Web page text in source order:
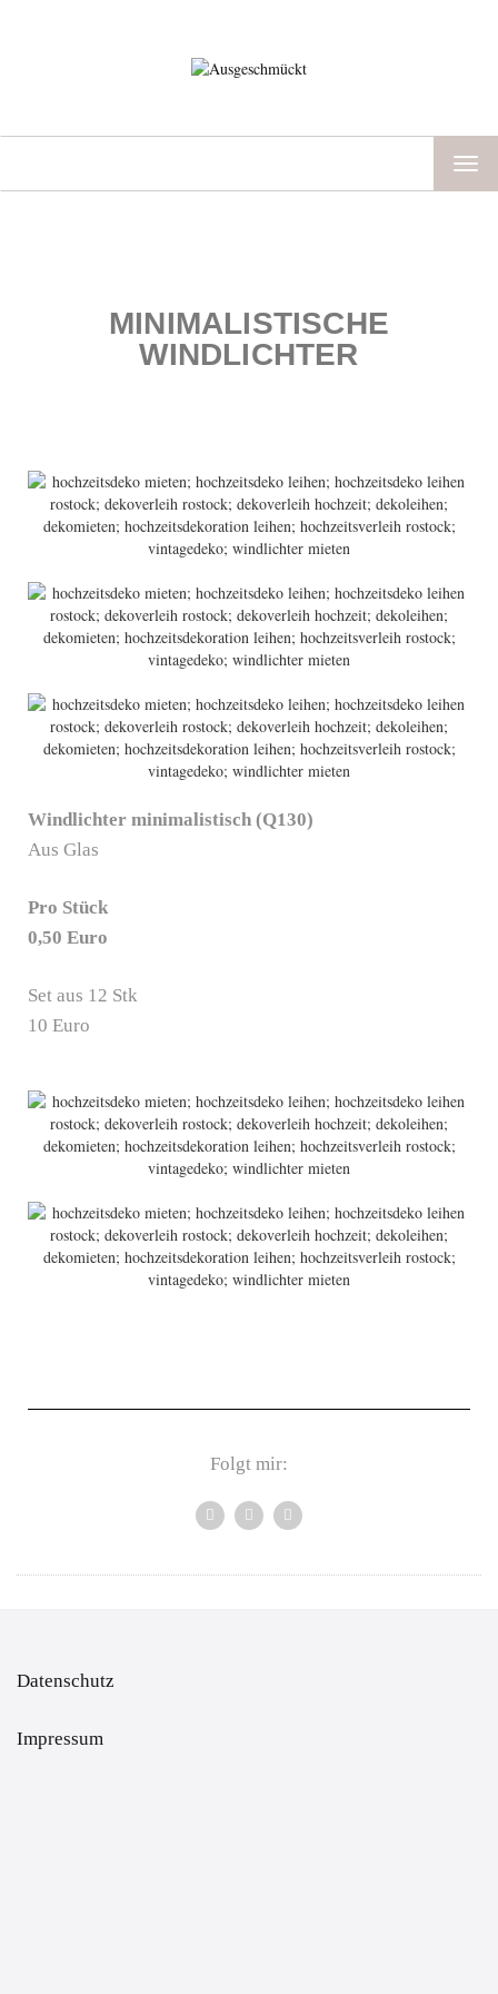
MINIMALISTISCHE
WINDLICHTER
Windlichter minimalistisch (Q130)
Aus Glas
Pro Stück
0,50 Euro
Set aus 12 Stk
10 Euro
Folgt mir:
Datenschutz
Impressum